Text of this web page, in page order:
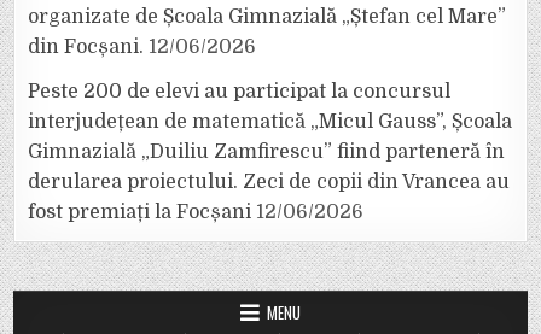
organizate de Școala Gimnazială „Ștefan cel Mare”
din Focșani. 12/06/2026
Peste 200 de elevi au participat la concursul
interjudețean de matematică „Micul Gauss”, Școala
Gimnazială „Duiliu Zamfirescu” fiind parteneră în
derularea proiectului. Zeci de copii din Vrancea au
fost premiați la Focșani 12/06/2026
MENU